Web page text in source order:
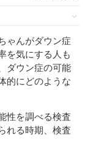
ゃんがダウン症
を気にする人も
ダウン症の可能
的にどのような
性を調べる検査
れる時期、検査